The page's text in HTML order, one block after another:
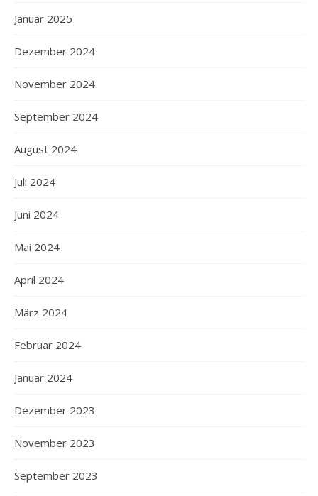
Januar 2025
Dezember 2024
November 2024
September 2024
August 2024
Juli 2024
Juni 2024
Mai 2024
April 2024
März 2024
Februar 2024
Januar 2024
Dezember 2023
November 2023
September 2023